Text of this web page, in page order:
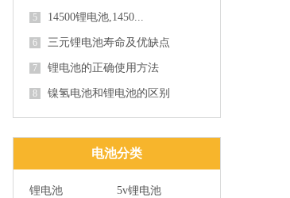
5 14500锂电池,1450...
6 三元锂电池寿命及优缺点
7 锂电池的正确使用方法
8 镍氢电池和锂电池的区别
电池分类
锂电池 5v锂电池